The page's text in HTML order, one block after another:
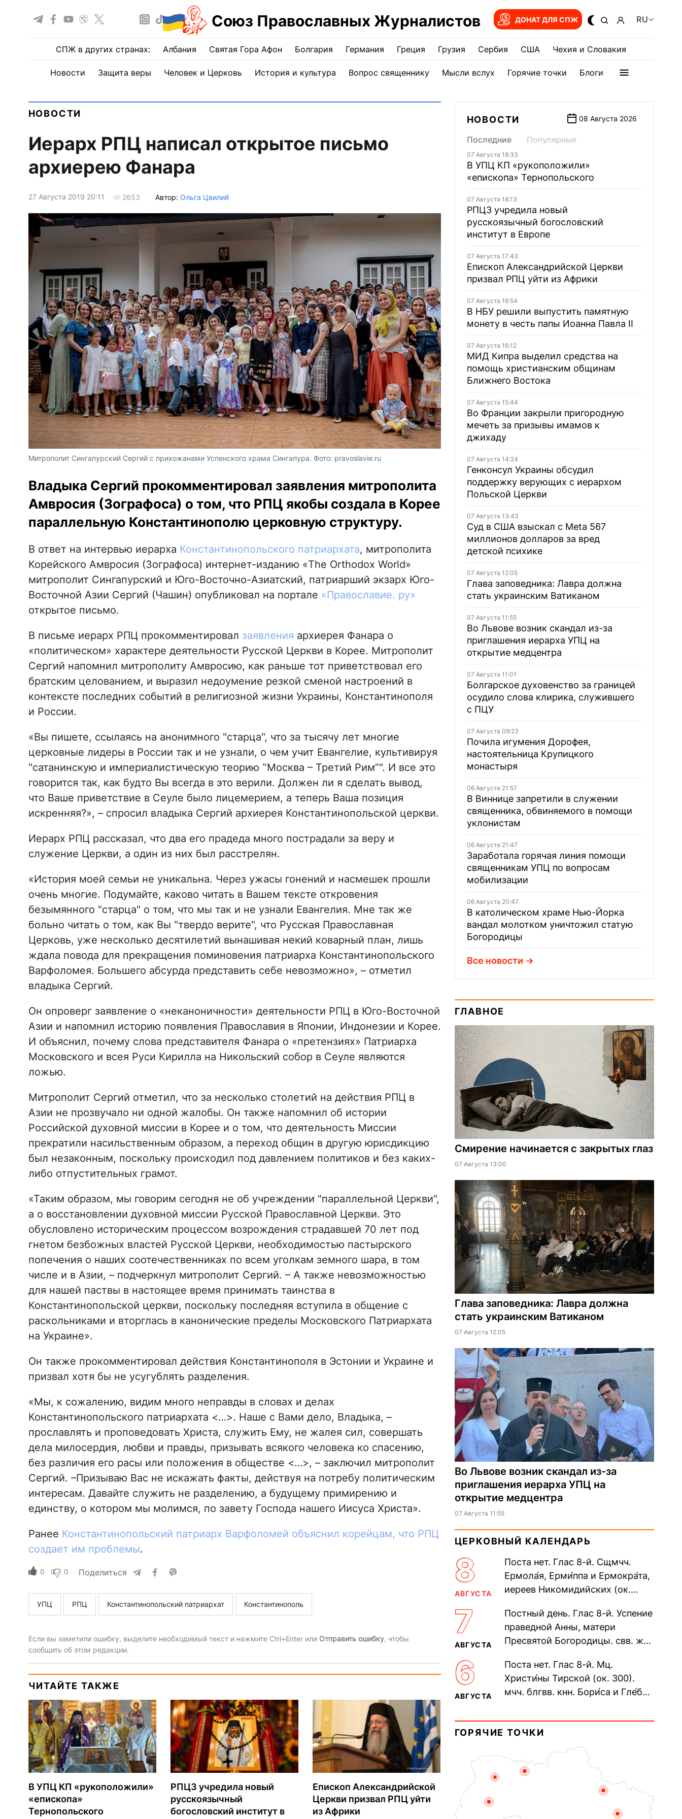
Союз Православных Журналистов ДОНАТ ДЛЯ СПЖ RU
СПЖ в других странах: Албания Святая Гора Афон Болгария Германия Греция Грузия Сербия США Чехия и Словакия
Новости Защита веры Человек и Церковь История и культура Вопрос священнику Мысли вслух Горячие точки Блоги
НОВОСТИ
Иерарх РПЦ написал открытое письмо
архиерею Фанара
27 Августа 2019 20:11 2653 Автор: Ольга Цвилий
Митрополит Сингапурский Сергий с прихожанами Успенского храма Сингапура. Фото: pravoslavie.ru
Владыка Сергий прокомментировал заявления митрополита
Амвросия (Зографоса) о том, что РПЦ якобы создала в Корее
параллельную Константинополю церковную структуру.
В ответ на интервью иерарха Константинопольского патриархата, митрополита
Корейского Амвросия (Зографоса) интернет-изданию «The Orthodox World»
митрополит Сингапурский и Юго-Восточно-Азиатский, патриарший экзарх Юго-
Восточной Азии Сергий (Чашин) опубликовал на портале «Православие. ру»
открытое письмо.
В письме иерарх РПЦ прокомментировал заявления архиерея Фанара о
«политическом» характере деятельности Русской Церкви в Корее. Митрополит
Сергий напомнил митрополиту Амвросию, как раньше тот приветствовал его
братским целованием, и выразил недоумение резкой сменой настроений в
контексте последних событий в религиозной жизни Украины, Константинополя
и России.
«Вы пишете, ссылаясь на анонимного "старца", что за тысячу лет многие
церковные лидеры в России так и не узнали, о чем учит Евангелие, культивируя
"сатанинскую и империалистическую теорию ‟Москва – Третий Рим”". И все это
говорится так, как будто Вы всегда в это верили. Должен ли я сделать вывод,
что Ваше приветствие в Сеуле было лицемерием, а теперь Ваша позиция
искренняя?», – спросил владыка Сергий архиерея Константинопольской церкви.
Иерарх РПЦ рассказал, что два его прадеда много пострадали за веру и
служение Церкви, а один из них был расстрелян.
«История моей семьи не уникальна. Через ужасы гонений и насмешек прошли
очень многие. Подумайте, каково читать в Вашем тексте откровения
безымянного "старца" о том, что мы так и не узнали Евангелия. Мне так же
больно читать о том, как Вы "твердо верите", что Русская Православная
Церковь, уже несколько десятилетий вынашивая некий коварный план, лишь
ждала повода для прекращения поминовения патриарха Константинопольского
Варфоломея. Большего абсурда представить себе невозможно», – отметил
владыка Сергий.
Он опроверг заявление о «неканоничности» деятельности РПЦ в Юго-Восточной
Азии и напомнил историю появления Православия в Японии, Индонезии и Корее.
И объяснил, почему слова представителя Фанара о «претензиях» Патриарха
Московского и всея Руси Кирилла на Никольский собор в Сеуле являются
ложью.
Митрополит Сергий отметил, что за несколько столетий на действия РПЦ в
Азии не прозвучало ни одной жалобы. Он также напомнил об истории
Российской духовной миссии в Корее и о том, что деятельность Миссии
прекратили насильственным образом, а переход общин в другую юрисдикцию
был незаконным, поскольку происходил под давлением политиков и без каких-
либо отпустительных грамот.
«Таким образом, мы говорим сегодня не об учреждении "параллельной Церкви",
а о восстановлении духовной миссии Русской Православной Церкви. Это
обусловлено историческим процессом возрождения страдавшей 70 лет под
гнетом безбожных властей Русской Церкви, необходимостью пастырского
попечения о наших соотечественниках по всем уголкам земного шара, в том
числе и в Азии, – подчеркнул митрополит Сергий. – А также невозможностью
для нашей паствы в настоящее время принимать таинства в
Константинопольской церкви, поскольку последняя вступила в общение с
раскольниками и вторглась в канонические пределы Московского Патриархата
на Украине».
Он также прокомментировал действия Константинополя в Эстонии и Украине и
призвал хотя бы не усугублять разделения.
«Мы, к сожалению, видим много неправды в словах и делах
Константинопольского патриархата <…>. Наше с Вами дело, Владыка, –
прославлять и проповедовать Христа, служить Ему, не жалея сил, совершать
дела милосердия, любви и правды, призывать всякого человека ко спасению,
без различия его расы или положения в обществе <…>, – заключил митрополит
Сергий. –Призываю Вас не искажать факты, действуя на потребу политическим
интересам. Давайте служить не разделению, а будущему примирению и
единству, о котором мы молимся, по завету Господа нашего Иисуса Христа».
Ранее Константинопольский патриарх Варфоломей объяснил корейцам, что РПЦ
создает им проблемы.
0 0 Поделиться
УПЦ РПЦ Константинопольский патриархат Константинополь
Если вы заметили ошибку, выделите необходимый текст и нажмите Ctrl+Enter или Отправить ошибку, чтобы
сообщить об этом редакции.
ЧИТАЙТЕ ТАКЖЕ
В УПЦ КП «рукоположили»
«епископа»
Тернопольского
РПЦЗ учредила новый
русскоязычный
богословский институт в
Епископ Александрийской
Церкви призвал РПЦ уйти
из Африки
НОВОСТИ 08 Августа 2026
Последние Популярные
07 Августа 18:33
В УПЦ КП «рукоположили»
«епископа» Тернопольского
07 Августа 18:13
РПЦЗ учредила новый
русскоязычный богословский
институт в Европе
07 Августа 17:43
Епископ Александрийской Церкви
призвал РПЦ уйти из Африки
07 Августа 16:54
В НБУ решили выпустить памятную
монету в честь папы Иоанна Павла II
07 Августа 16:12
МИД Кипра выделил средства на
помощь христианским общинам
Ближнего Востока
07 Августа 15:44
Во Франции закрыли пригородную
мечеть за призывы имамов к
джихаду
07 Августа 14:24
Генконсул Украины обсудил
поддержку верующих с иерархом
Польской Церкви
07 Августа 13:43
Суд в США взыскал с Meta 567
миллионов долларов за вред
детской психике
07 Августа 12:05
Глава заповедника: Лавра должна
стать украинским Ватиканом
07 Августа 11:55
Во Львове возник скандал из-за
приглашения иерарха УПЦ на
открытие медцентра
07 Августа 11:01
Болгарское духовенство за границей
осудило слова клирика, служившего
с ПЦУ
07 Августа 09:23
Почила игумения Дорофея,
настоятельница Крупицкого
монастыря
06 Августа 21:57
В Виннице запретили в служении
священника, обвиняемого в помощи
уклонистам
06 Августа 21:47
Заработала горячая линия помощи
священникам УПЦ по вопросам
мобилизации
06 Августа 20:47
В католическом храме Нью-Йорка
вандал молотком уничтожил статую
Богородицы
Все новости
ГЛАВНОЕ
Смирение начинается с закрытых глаз
07 Августа 13:00
Глава заповедника: Лавра должна
стать украинским Ватиканом
07 Августа 12:05
Во Львове возник скандал из-за
приглашения иерарха УПЦ на
открытие медцентра
07 Августа 11:55
ЦЕРКОВНЫЙ КАЛЕНДАРЬ
8
АВГУСТА
Поста нет. Глас 8-й. Сщмчч.
Ермола́я, Ерми́ппа и Ермокра́та,
иереев Никомидийских (ок.
Печерского, в Ближних
пещерах...
7
АВГУСТА
Постный день. Глас 8-й. Успение
праведной Анны, матери
Пресвятой Богородицы. свв. жен
прп. Евпракси́и девы,...
6
АВГУСТА
Поста нет. Глас 8-й. Мц.
Христи́ны Тирской (ок. 300).
мчч. блгвв. кнн. Бори́са и Гле́ба,
Дави́да (1015). Прп....
ГОРЯЧИЕ ТОЧКИ